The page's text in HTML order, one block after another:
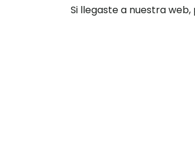
Si llegaste a nuestra